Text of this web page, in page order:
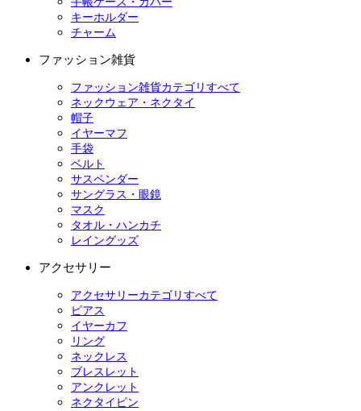
キーホルダー
チャーム
ファッション雑貨
ファッション雑貨カテゴリすべて
ネックウェア・ネクタイ
帽子
イヤーマフ
手袋
ベルト
サスペンダー
サングラス・眼鏡
マスク
タオル・ハンカチ
レイングッズ
アクセサリー
アクセサリーカテゴリすべて
ピアス
イヤーカフ
リング
ネックレス
ブレスレット
アンクレット
ネクタイピン